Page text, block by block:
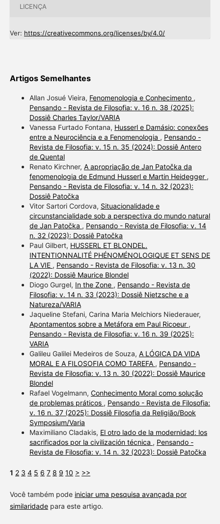
LICENÇA
Ver: https://creativecommons.org/licenses/by/4.0/
Artigos Semelhantes
Allan Josué Vieira, Fenomenologia e Conhecimento ,
Pensando - Revista de Filosofia: v. 16 n. 38 (2025):
Dossiê Charles Taylor/VARIA
Vanessa Furtado Fontana, Husserl e Damásio: conexões
entre a Neurociência e a Fenomenologia , Pensando -
Revista de Filosofia: v. 15 n. 35 (2024): Dossiê Antero
de Quental
Renato Kirchner, A apropriação de Jan Patočka da
fenomenologia de Edmund Husserl e Martin Heidegger ,
Pensando - Revista de Filosofia: v. 14 n. 32 (2023):
Dossiê Patočka
Vitor Sartori Cordova, Situacionalidade e
circunstancialidade sob a perspectiva do mundo natural
de Jan Patočka , Pensando - Revista de Filosofia: v. 14
n. 32 (2023): Dossiê Patočka
Paul Gilbert, HUSSERL ET BLONDEL.
INTENTIONNALITÉ PHÉNOMÉNOLOGIQUE ET SENS DE
LA VIE , Pensando - Revista de Filosofia: v. 13 n. 30
(2022): Dossiê Maurice Blondel
Diogo Gurgel, In the Zone , Pensando - Revista de
Filosofia: v. 14 n. 33 (2023): Dossiê Nietzsche e a
Natureza/VARIA
Jaqueline Stefani, Carina Maria Melchiors Niederauer,
Apontamentos sobre a Metáfora em Paul Ricoeur ,
Pensando - Revista de Filosofia: v. 16 n. 39 (2025):
VARIA
Galileu Galilei Medeiros de Souza, A LÓGICA DA VIDA
MORAL E A FILOSOFIA COMO TAREFA , Pensando -
Revista de Filosofia: v. 13 n. 30 (2022): Dossiê Maurice
Blondel
Rafael Vogelmann, Conhecimento Moral como solução
de problemas práticos , Pensando - Revista de Filosofia:
v. 16 n. 37 (2025): Dossiê Filosofia da Religião/Book
Symposium/Varia
Maximiliano Cladakis, El otro lado de la modernidad: los
sacrificados por la civilización técnica , Pensando -
Revista de Filosofia: v. 14 n. 32 (2023): Dossiê Patočka
1 2 3 4 5 6 7 8 9 10 > >>
Você também pode iniciar uma pesquisa avançada por
similaridadepara este artigo.